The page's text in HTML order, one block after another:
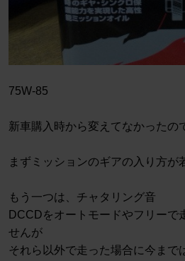
75W-85
新車購入時から変えてなかったの
まずミッションのギアの入り方が
もう一つは、チャタリング音
DCCDをオートモードやフリーで
せんが
それら以外で走った場合に今まで